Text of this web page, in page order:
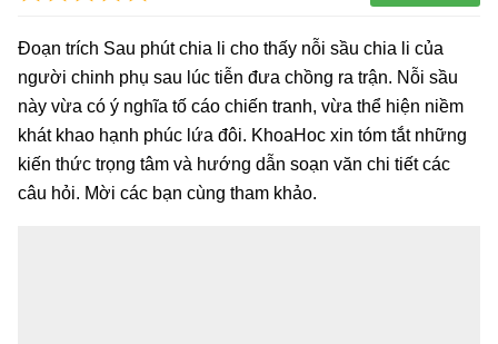
Đoạn trích Sau phút chia li cho thấy nỗi sầu chia li của
người chinh phụ sau lúc tiễn đưa chồng ra trận. Nỗi sầu
này vừa có ý nghĩa tố cáo chiến tranh, vừa thể hiện niềm
khát khao hạnh phúc lứa đôi. KhoaHoc xin tóm tắt những
kiến thức trọng tâm và hướng dẫn soạn văn chi tiết các
câu hỏi. Mời các bạn cùng tham khảo.